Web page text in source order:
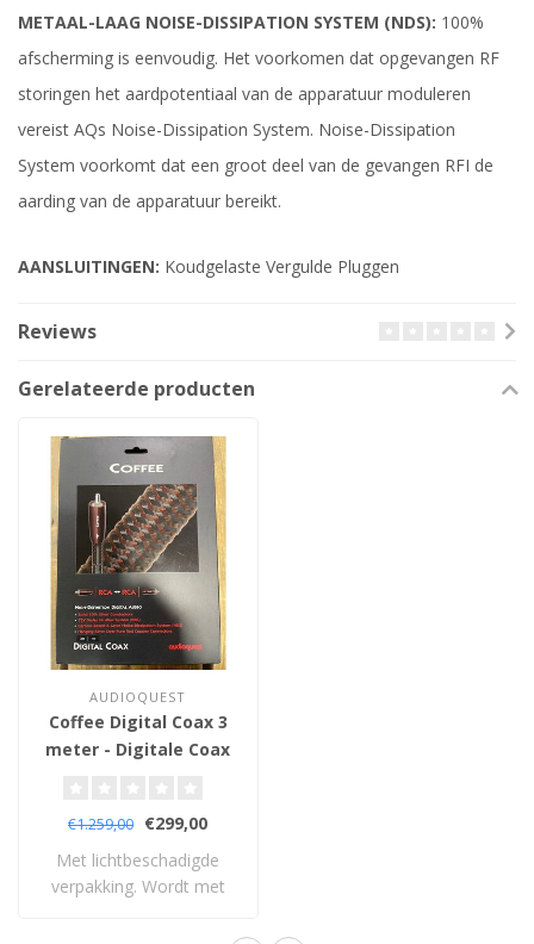
METAAL-LAAG NOISE-DISSIPATION SYSTEM (NDS): 100%
afscherming is eenvoudig. Het voorkomen dat opgevangen RF
storingen het aardpotentiaal van de apparatuur moduleren
vereist AQs Noise-Dissipation System. Noise-Dissipation
System voorkomt dat een groot deel van de gevangen RFI de
aarding van de apparatuur bereikt.
AANSLUITINGEN: Koudgelaste Vergulde Pluggen
Reviews
Gerelateerde producten
AUDIOQUEST
Coffee Digital Coax 3
meter - Digitale Coax
€1.259,00 €299,00
Met lichtbeschadigde
verpakking. Wordt met